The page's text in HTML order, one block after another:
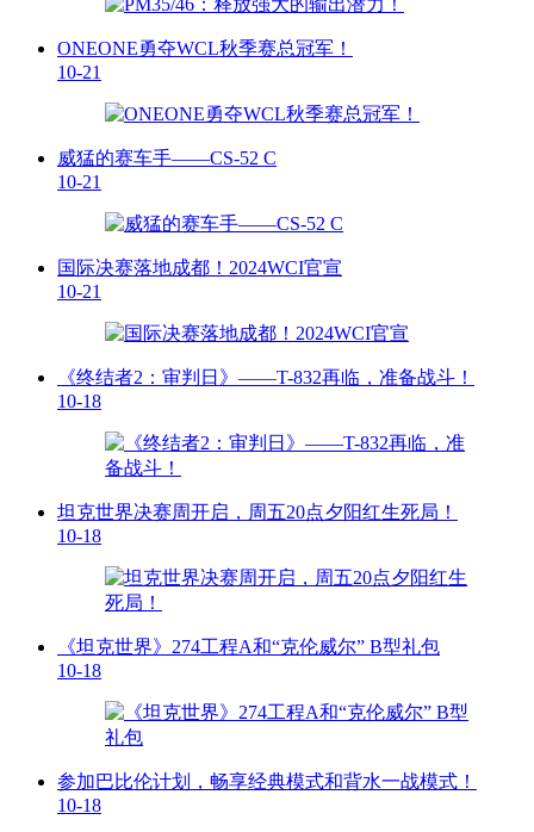
ONEONE勇夺WCL秋季赛总冠军！
10-21
威猛的赛车手——CS-52 C
10-21
国际决赛落地成都！2024WCI官宣
10-21
《终结者2：审判日》——T-832再临，准备战斗！
10-18
坦克世界决赛周开启，周五20点夕阳红生死局！
10-18
《坦克世界》274工程A和“克伦威尔” B型礼包
10-18
参加巴比伦计划，畅享经典模式和背水一战模式！
10-18